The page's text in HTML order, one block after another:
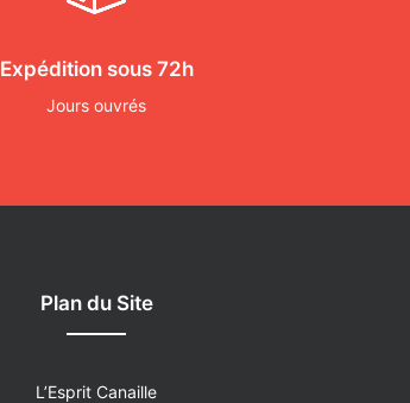
Expédition sous 72h
Jours ouvrés
Plan du Site
L’Esprit Canaille